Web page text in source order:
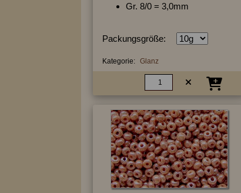
Gr. 8/0 = 3,0mm
Packungsgröße:
Kategorie: Glanz